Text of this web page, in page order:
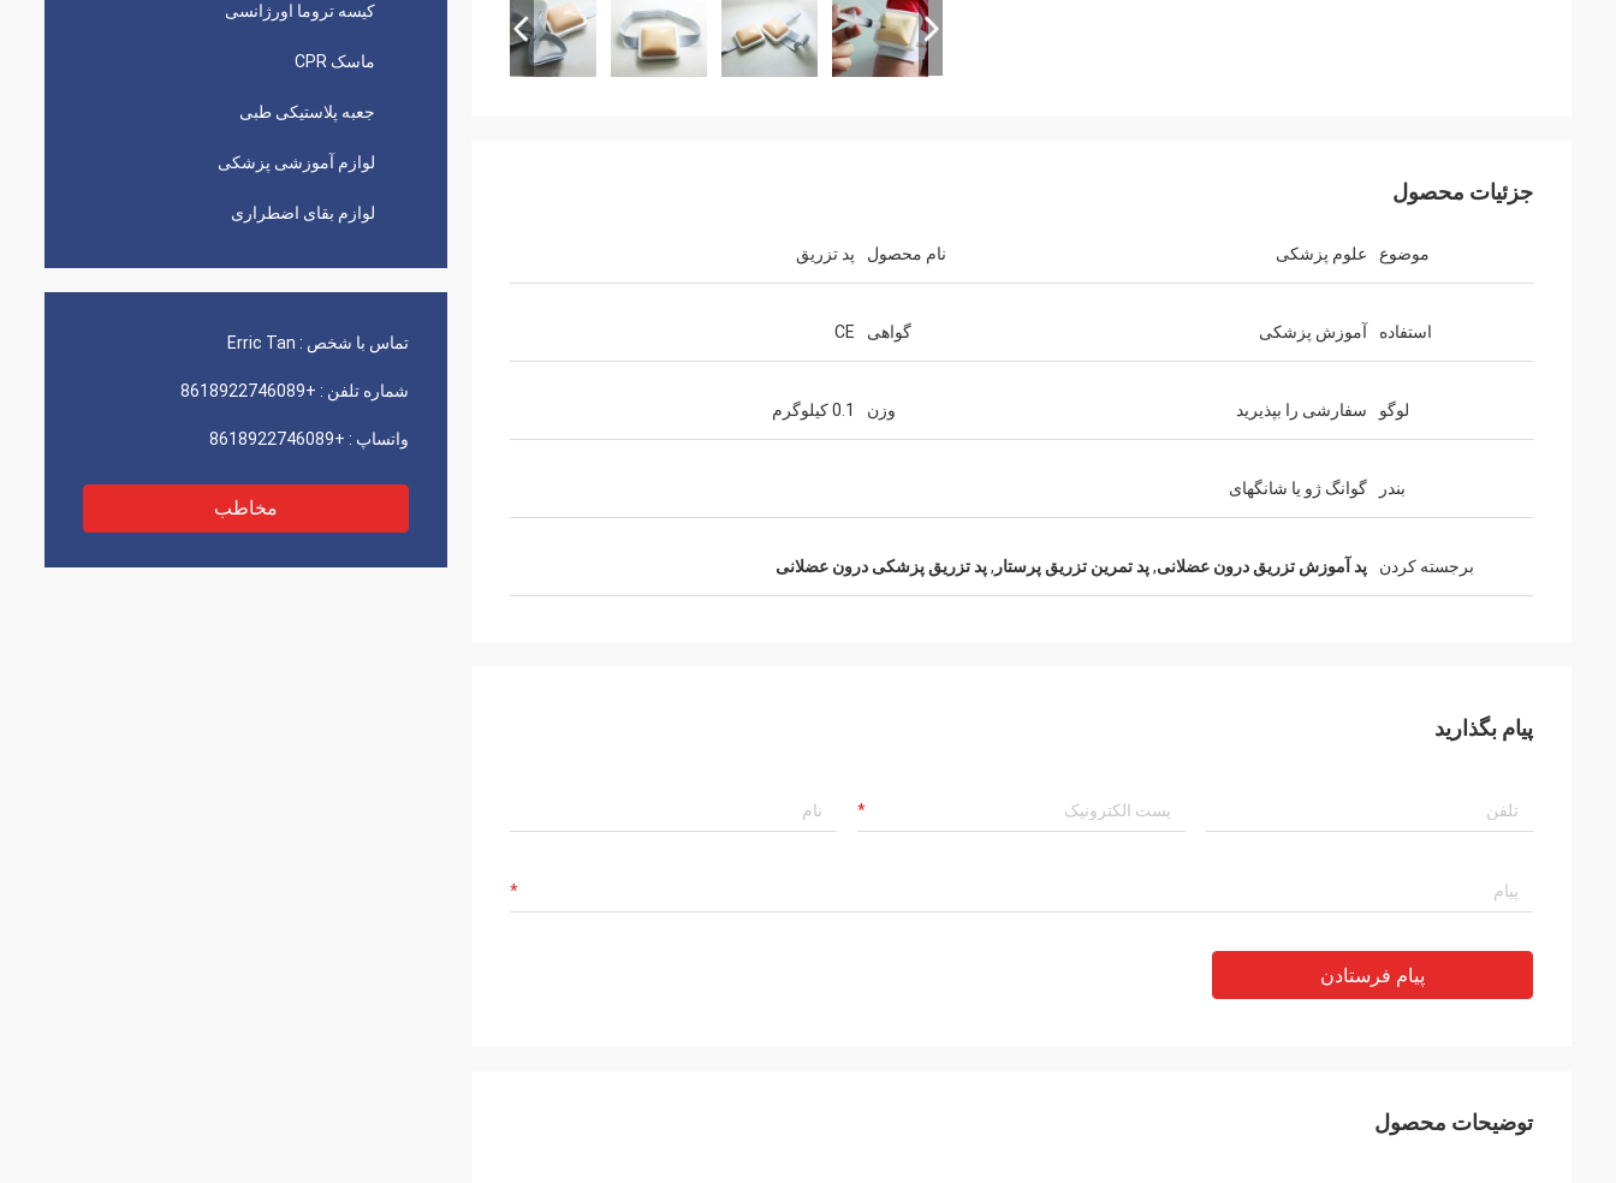
کیسه تروما اورژانسی
ماسک CPR
جعبه پلاستیکی طبی
لوازم آموزشی پزشکی
لوازم بقای اضطراری
تماس با شخص : Erric Tan
شماره تلفن : +8618922746089
واتساپ : +8618922746089
مخاطب
جزئیات محصول
موضوع علوم پزشکی نام محصول پد تزریق
استفاده آموزش پزشکی گواهی CE
لوگو سفارشی را بپذیرید وزن 0.1 کیلوگرم
بندر گوانگ ژو یا شانگهای
برجسته کردن پد آموزش تزریق درون عضلانی,پد تمرین تزریق پرستار ,پد تزریق پزشکی درون عضلانی
پیام بگذارید
پیام فرستادن
توضیحات محصول